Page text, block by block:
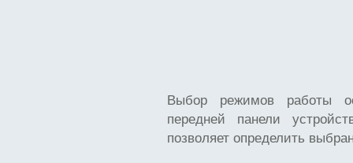
Выбор режимов работы
передней панели
позволяет определить